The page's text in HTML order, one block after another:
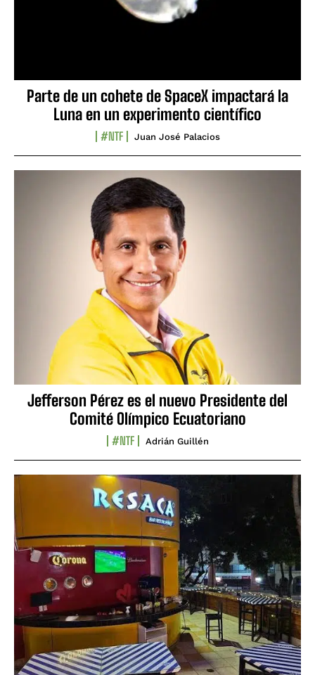
Parte de un cohete de SpaceX impactará la
Luna en un experimento científico
#NTF Juan José Palacios
Jefferson Pérez es el nuevo Presidente del
Comité Olímpico Ecuatoriano
#NTF Adrián Guillén